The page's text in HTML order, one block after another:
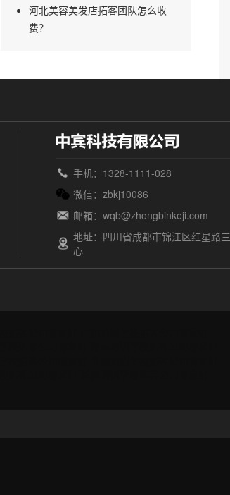
河北美容美发店拓客团队怎么收
费？
手机：1328-1111-028
微信：zbkj10086
邮箱：wqb@zhongbinkeji.com
地址：四川省成都市锦江区红星路
心